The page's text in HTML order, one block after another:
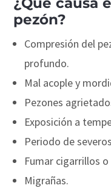
pezón?
Compresión del
profundo.
Mal acople y
Pezones
Exposición a
Periodo de
Fumar cigarrillos
Migrañas.